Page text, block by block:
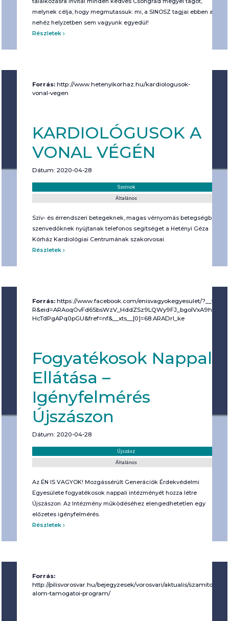
melynek célja, hogy megmutassuk: mi, a SINOSZ tagjai ebben a
nehéz helyzetben sem vagyunk egyedül!
Részletek
Forrás: http://www.hetenyikorhaz.hu/kardiologusok-
vonal-vegen
KARDIOLÓGUSOK A
VONAL VÉGÉN
Dátum: 2020-04-28
Szolnok
Általános
Szív- és érrendszeri betegeknek, magas vérnyomás betegségben
szenvedőknek nyújtanak telefonos segítséget a Hetényi Géza
Kórház Kardiológiai Centrumának szakorvosai.
Részletek
Forrás: https://www.facebook.com/enisvagyokegyesulet/
HcTdPgAPq0pGU&fref=nf&__xts__[0]=68.ARADrl_ke
Fogyatékosok Nappali
Ellátása –
Igényfelmérés
Újszászon
Dátum: 2020-04-28
Újszász
Általános
Az ÉN IS VAGYOK! Mozgássérült Generációk Érdekvédelmi
Egyesülete fogyatékosok nappali intézményét hozza létre
Újszászon. Az Intézmény működéséhez elengedhetetlen egy
előzetes igényfelmérés.
Részletek
Forrás:
http://pilisvorosvar.hu/bejegyzesek/vorosvari/aktualis/szamitogep-
alom-tamogatoi-program/